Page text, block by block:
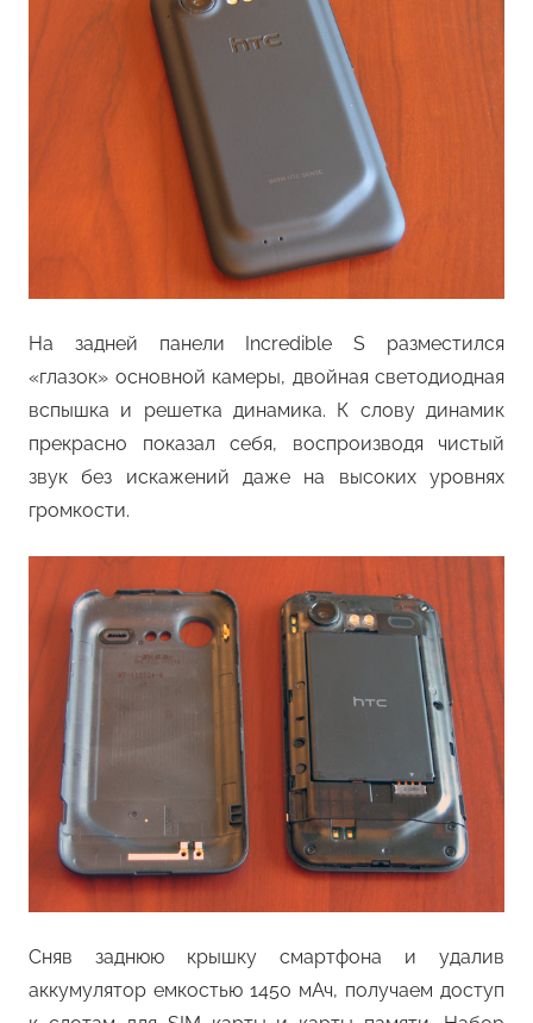
На задней панели Incredible S разместился
«глазок» основной камеры, двойная светодиодная
вспышка и решетка динамика. К слову динамик
прекрасно показал себя, воспроизводя чистый
звук без искажений даже на высоких уровнях
громкости.
Сняв заднюю крышку смартфона и удалив
аккумулятор емкостью 1450 мАч, получаем доступ